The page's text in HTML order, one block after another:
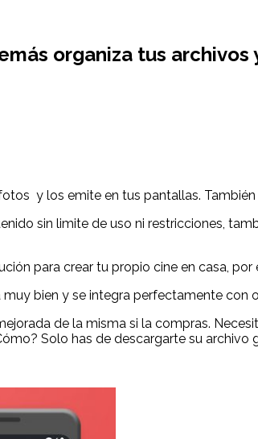
organiza tus
y los emite en tus pantallas.
sin limite de uso ni restricciones,
para crear tu propio cine en casa, por
bien y se integra perfectamente con
de la misma si la compras.
Solo has de descargarte su archivo